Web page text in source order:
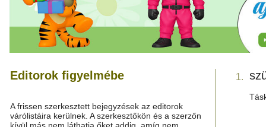
Editorok figyelmébe
A frissen szerkesztett bejegyzések az editorok
várólistáira kerülnek. A szerkesztőkön és a szerzőn
1.